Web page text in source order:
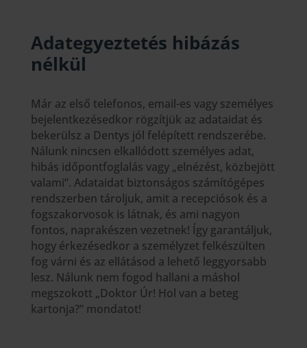
Adategyeztetés hibázás
nélkül
Már az első telefonos, email-es vagy személyes
bejelentkezésedkor rögzítjük az adataidat és
bekerülsz a Dentys jól felépített rendszerébe.
Nálunk nincsen elkallódott személyes adat,
hibás időpontfoglalás vagy „elnézést, közbejött
valami”. Adataidat biztonságos számítógépes
rendszerben tároljuk, amit a recepciósok és a
fogszakorvosok is látnak, és ami nagyon
fontos, naprakészen vezetnek! Így garantáljuk,
hogy érkezésedkor a személyzet felkészülten
fog várni és az ellátásod a lehető leggyorsabb
lesz. Nálunk nem fogod hallani a máshol
megszokott „Doktor Úr! Hol van a beteg
kartonja?” mondatot!